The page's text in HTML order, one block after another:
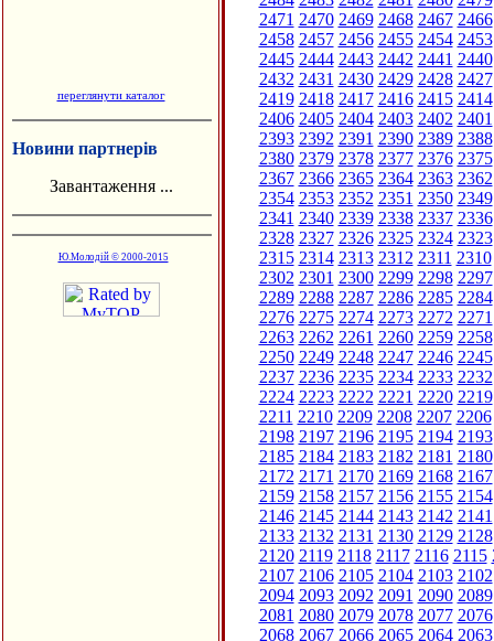
переглянути каталог
Новини партнерів
Завантаження ...
Ю.Молодій © 2000-2015
2471 2470 2469 2468 2467 2466
2458 2457 2456 2455 2454 2453
2445 2444 2443 2442 2441 2440
2432 2431 2430 2429 2428 2427
2419 2418 2417 2416 2415 2414
2406 2405 2404 2403 2402 2401
2393 2392 2391 2390 2389 2388
2380 2379 2378 2377 2376 2375
2367 2366 2365 2364 2363 2362
2354 2353 2352 2351 2350 2349
2341 2340 2339 2338 2337 2336
2328 2327 2326 2325 2324 2323
2315 2314 2313 2312 2311 2310
2302 2301 2300 2299 2298 2297
2289 2288 2287 2286 2285 2284
2276 2275 2274 2273 2272 2271
2263 2262 2261 2260 2259 2258
2250 2249 2248 2247 2246 2245
2237 2236 2235 2234 2233 2232
2224 2223 2222 2221 2220 2219
2211 2210 2209 2208 2207 2206
2198 2197 2196 2195 2194 2193
2185 2184 2183 2182 2181 2180
2172 2171 2170 2169 2168 2167
2159 2158 2157 2156 2155 2154
2146 2145 2144 2143 2142 2141
2133 2132 2131 2130 2129 2128
2120 2119 2118 2117 2116 2115
2107 2106 2105 2104 2103 2102
2094 2093 2092 2091 2090 2089
2081 2080 2079 2078 2077 2076
2068 2067 2066 2065 2064 2063